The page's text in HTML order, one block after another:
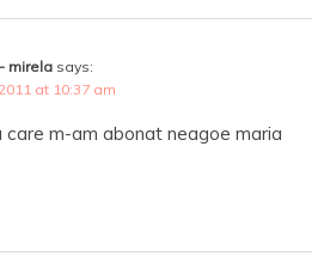
mirela says:
at 10:37 am
care m-am abonat neagoe maria